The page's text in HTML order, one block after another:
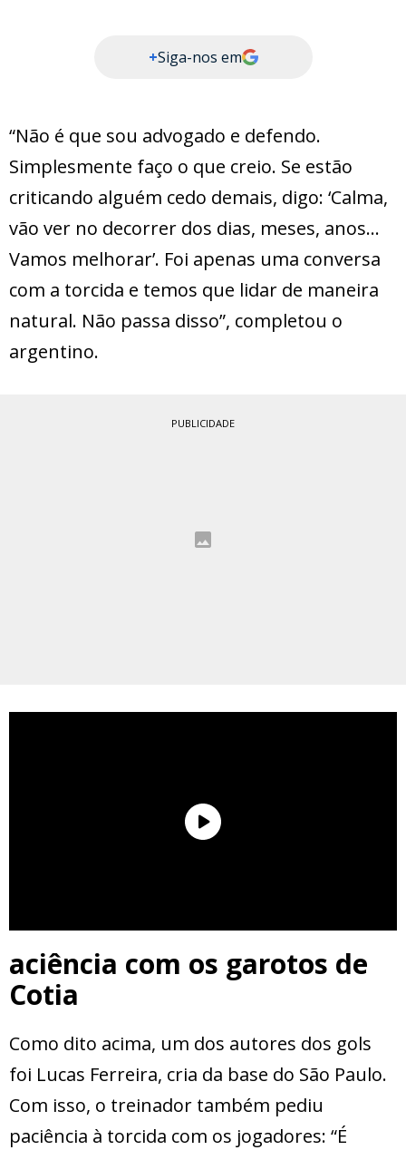
+Siga-nos em
“Não é que sou advogado e defendo.
Simplesmente faço o que creio. Se estão
criticando alguém cedo demais, digo: ‘Calma,
vão ver no decorrer dos dias, meses, anos…
Vamos melhorar’. Foi apenas uma conversa
com a torcida e temos que lidar de maneira
natural. Não passa disso”, completou o
argentino.
PUBLICIDADE
aciência com os garotos de
Cotia
Como dito acima, um dos autores dos gols
foi Lucas Ferreira, cria da base do São Paulo.
Com isso, o treinador também pediu
paciência à torcida com os jogadores: “É